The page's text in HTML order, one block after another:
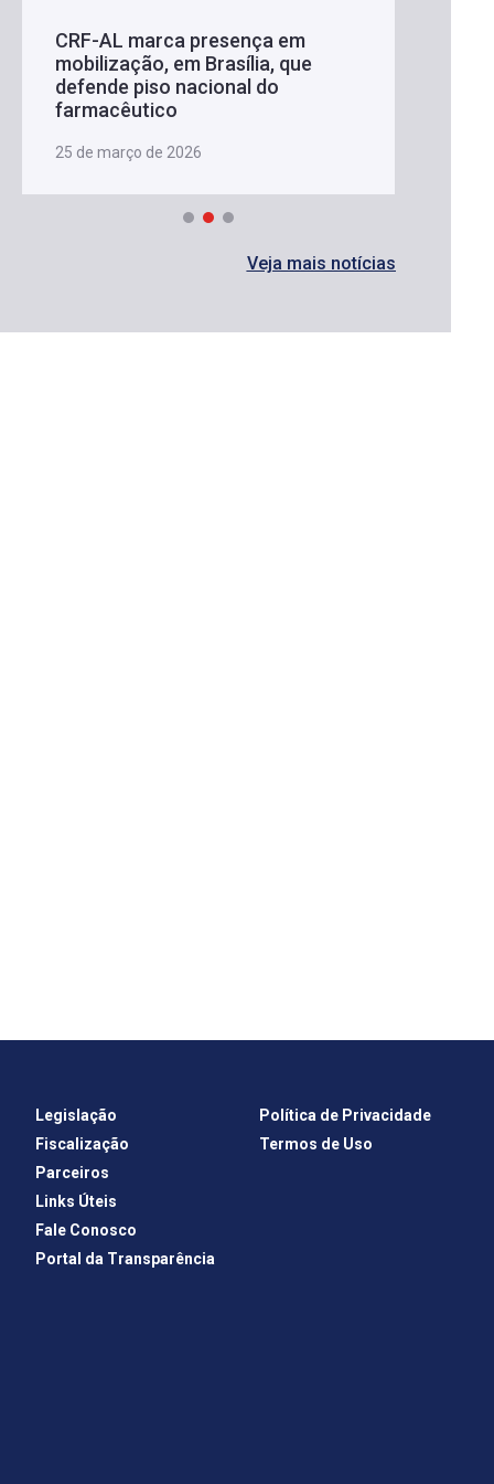
CRF-AL marca presença em
mobilização, em Brasília, que
defende piso nacional do
farmacêutico
25 de março de 2026
Veja mais notícias
Legislação
Fiscalização
Parceiros
Links Úteis
Fale Conosco
Portal da Transparência
Política de Privacidade
Termos de Uso